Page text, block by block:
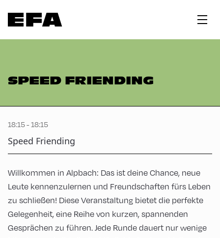
SPEED FRIENDING
18:15 - 18:15
Speed Friending
Willkommen in Alpbach: Das ist deine Chance, neue
Leute kennenzulernen und Freundschaften fürs Leben
zu schließen! Diese Veranstaltung bietet die perfekte
Gelegenheit, eine Reihe von kurzen, spannenden
Gesprächen zu führen. Jede Runde dauert nur wenige